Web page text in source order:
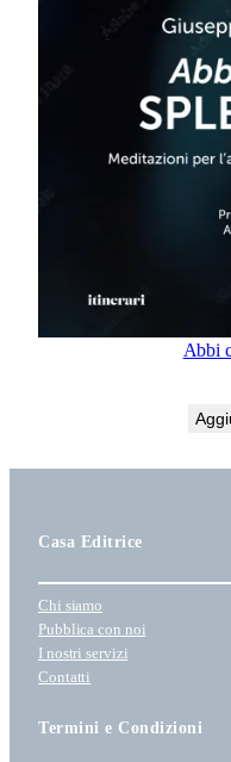
Abbi
Casa Editrice
Chi siamo
Pubblica con noi
I nostri servizi
Contatti
Termini e Condizioni